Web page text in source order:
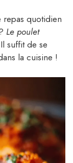
repas quotidien
Le poulet
suffit de se
la cuisine !